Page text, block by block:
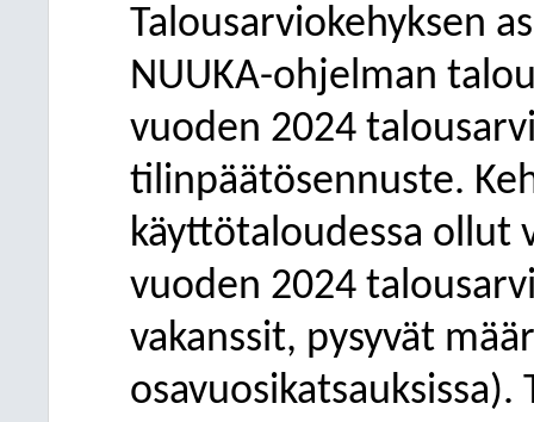
Talousarviokehyksen
NUUKA-ohjelman
vuoden 2024
tilinpäätösennuste.
käyttötaloudessa ollut
vuoden 2024
vakanssit, pysyvät